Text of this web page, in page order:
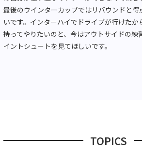
最後のウインターカップではリバウンドと
いです。インターハイでドライブが行けたか
持ってやりたいのと、今はアウトサイドの練
イントシュートを見てほしいです。
TOPICS